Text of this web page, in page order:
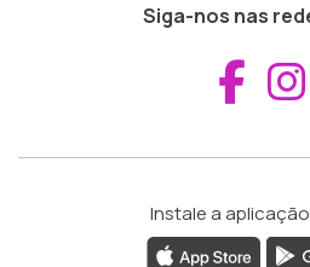
Siga-nos nas
Instale a aplicação